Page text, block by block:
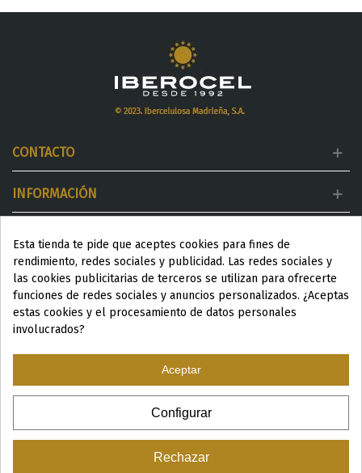
CONTACTO
INFORMACIÓN
DESTACADOS
ESP|ENG
© 2024 Productos Wellness para Spa y Centros de estética
Esta tienda te pide que aceptes cookies para fines de
rendimiento, redes sociales y publicidad. Las redes sociales y
las cookies publicitarias de terceros se utilizan para ofrecerte
funciones de redes sociales y anuncios personalizados. ¿Aceptas
estas cookies y el procesamiento de datos personales
involucrados?
Aceptar
Configurar
Rechazar